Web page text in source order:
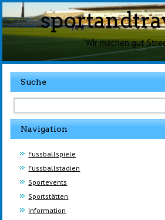
"Wir machen gut
Suche
Navigation
Fussballspiele
Fussballstadien
Sportevents
Sportstätten
Information